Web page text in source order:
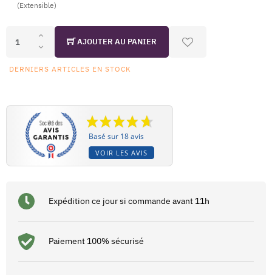
(Extensible)
AJOUTER AU PANIER
DERNIERS ARTICLES EN STOCK
Basé sur 18 avis
VOIR LES AVIS
Expédition ce jour si commande avant 11h
Paiement 100% sécurisé